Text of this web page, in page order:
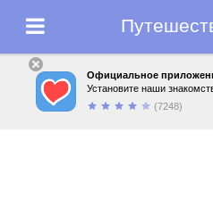
Официальное
Установите наши
(7248)